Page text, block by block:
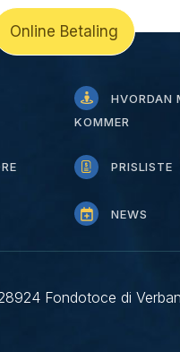
HVORDAN
KOMMER
PRISLISTE
NEWS
Fondotoce di
Online Betaling